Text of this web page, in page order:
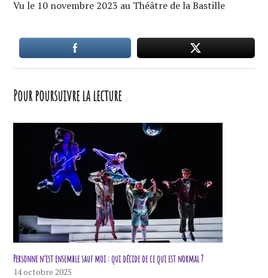
Vu le 10 novembre 2023 au Théâtre de la Bastille
Pour poursuivre la lecture
Personne n’est ensemble sauf moi : qui décide de ce qui est normal ?
14 octobre 2025